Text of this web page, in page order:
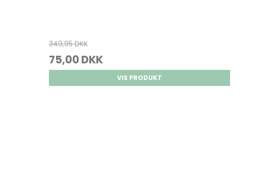
349,95 DKK
75,00 DKK
VIS PRODUKT